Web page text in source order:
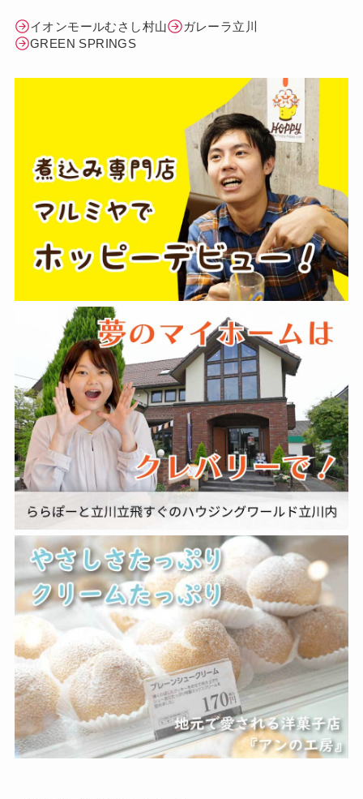
イオンモールむさし村山
ガレーラ立川
GREEN SPRINGS